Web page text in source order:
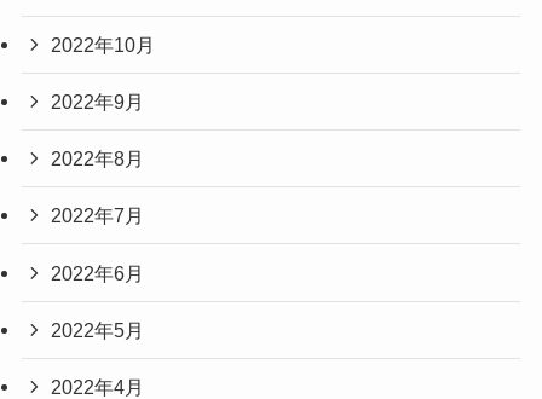
2022年10月
2022年9月
2022年8月
2022年7月
2022年6月
2022年5月
2022年4月